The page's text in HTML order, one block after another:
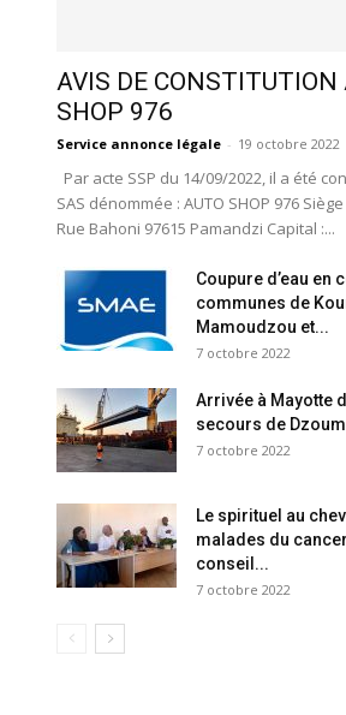
AVIS DE CONSTITUTION
SHOP 976
Service annonce légale - 19 octobre 2022
Par acte SSP du 14/09/2022, il a été
SAS dénommée : AUTO SHOP 976
Rue Bahoni 97615 Pamandzi Capital :...
Coupure d’eau en
communes de
Mamoudzou et...
7 octobre 2022
Arrivée à Mayotte
secours de
7 octobre 2022
Le spirituel au
malades du
conseil...
7 octobre 2022